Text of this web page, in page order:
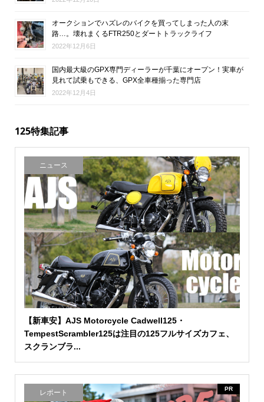
オークションでハズレのバイクを買ってしまった人の末
路…。壊れまくるFTR250とダートトラックライフ
2022年12月6日
国内最大級のGPX専門ディーラーが千葉にオープン！実車が
見れて試乗もできる、GPX全車種揃った専門店
2022年12月4日
125特集記事
ニュース
【新車安】AJS Motorcycle Cadwell125・
TempestScrambler125は注目の125フルサイズカフェ、
スクランブラ...
レポート PR